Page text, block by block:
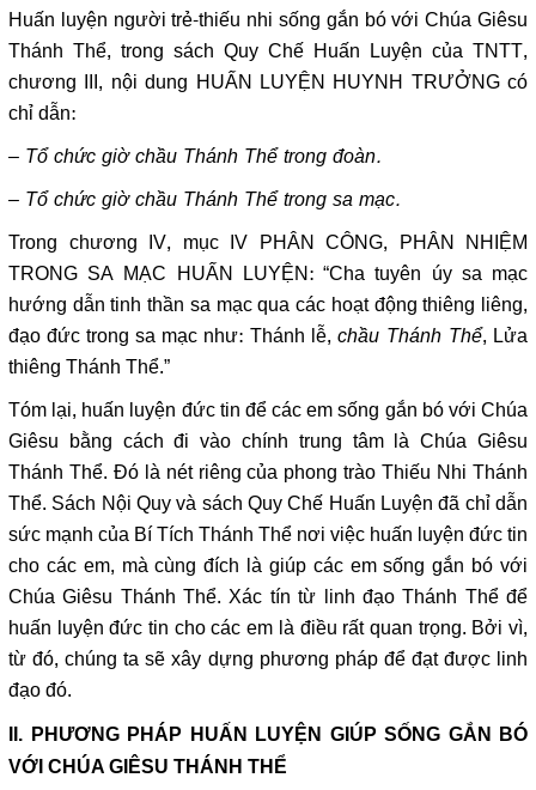
Huấn luyện người trẻ-thiếu nhi sống gắn bó với Chúa Giêsu
Thánh Thể, trong sách Quy Chế Huấn Luyện của TNTT,
chương III, nội dung HUẤN LUYỆN HUYNH TRƯỞNG có
chỉ dẫn:
– Tổ chức giờ chầu Thánh Thể trong đoàn.
– Tổ chức giờ chầu Thánh Thể trong sa mạc.
Trong chương IV, mục IV PHÂN CÔNG, PHÂN NHIỆM
TRONG SA MẠC HUẤN LUYỆN: “Cha tuyên úy sa mạc
hướng dẫn tinh thần sa mạc qua các hoạt động thiêng liêng,
đạo đức trong sa mạc như: Thánh lễ, chầu Thánh Thể, Lửa
thiêng Thánh Thể.”
Tóm lại, huấn luyện đức tin để các em sống gắn bó với Chúa
Giêsu bằng cách đi vào chính trung tâm là Chúa Giêsu
Thánh Thể. Đó là nét riêng của phong trào Thiếu Nhi Thánh
Thể. Sách Nội Quy và sách Quy Chế Huấn Luyện đã chỉ dẫn
sức mạnh của Bí Tích Thánh Thể nơi việc huấn luyện đức tin
cho các em, mà cùng đích là giúp các em sống gắn bó với
Chúa Giêsu Thánh Thể. Xác tín từ linh đạo Thánh Thể để
huấn luyện đức tin cho các em là điều rất quan trọng. Bởi vì,
từ đó, chúng ta sẽ xây dựng phương pháp để đạt được linh
đạo đó.
II. PHƯƠNG PHÁP HUẤN LUYỆN GIÚP SỐNG GẮN BÓ
VỚI CHÚA GIÊSU THÁNH THỂ